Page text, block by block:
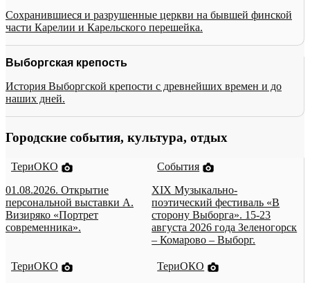
Сохранившиеся и разрушенные церкви на бывшей финской
части Карелии и Карельского перешейка.
Выборгская крепость
История Выборгской крепости с древнейших времен и до
наших дней.
Городские события, культура, отдых
ТериОКО
01.08.2026. Открытие
персональной выставки А.
Визиряко «Портрет
современника».
События
XIX Музыкально-
поэтический фестиваль «В
сторону Выборга». 15-23
августа 2026 года Зеленогорск
– Комарово – Выборг.
ТериОКО
ТериОКО